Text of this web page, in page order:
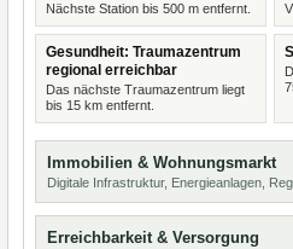
Nächste Station bis 500 m entfernt.
Gesundheit: Traumazentrum
regional erreichbar
Das nächste Traumazentrum liegt
bis 15 km entfernt.
Immobilien & Wohnungsmarkt
Digitale Infrastruktur, Energieanlagen,
Erreichbarkeit & Versorgung